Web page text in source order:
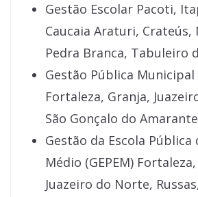
Gestão Escolar Pacoti,
Caucaia Araturi, Crateús,
Pedra Branca, Tabuleiro
Gestão Pública Municipal
Fortaleza, Granja,
São Gonçalo do
Gestão da Escola Pública
Médio (GEPEM)
Juazeiro do Norte,